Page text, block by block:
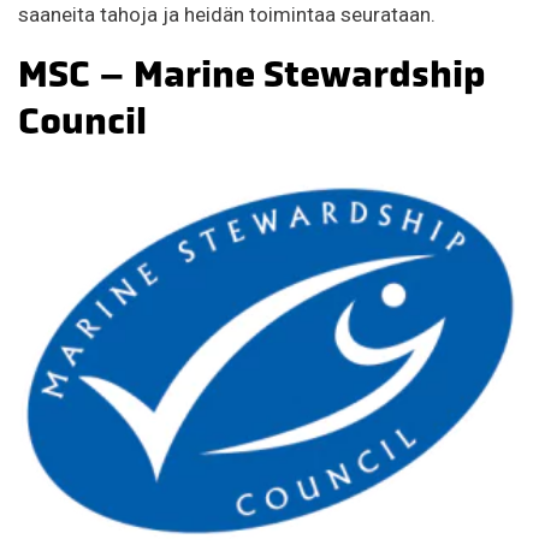
saaneita tahoja ja heidän toimintaa seurataan.
MSC – Marine Stewardship
Council